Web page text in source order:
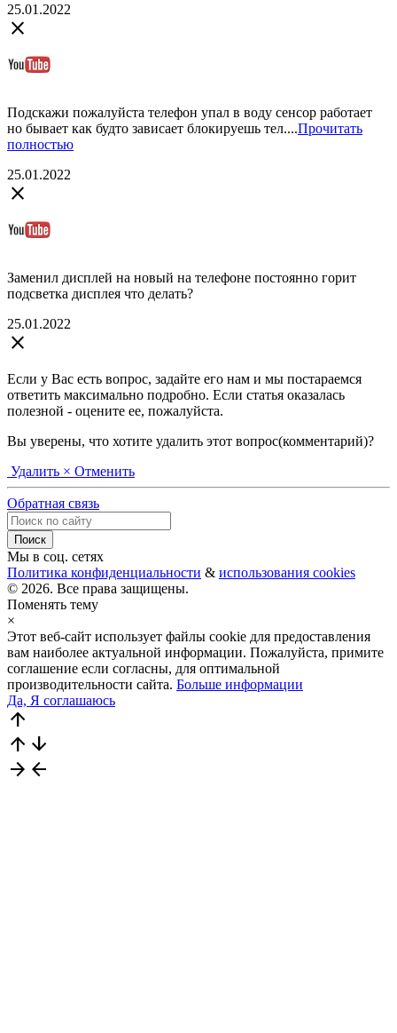
25.01.2022
close
Подскажи пожалуйста телефон упал в воду сенсор работает
но бывает как будто зависает блокируешь тел....Прочитать
полностью
25.01.2022
close
Заменил дисплей на новый на телефоне постоянно горит
подсветка дисплея что делать?
25.01.2022
close
Если у Вас есть вопрос, задайте его нам и мы постараемся
ответить максимально подробно. Если статья оказалась
полезной - оцените ее, пожалуйста.
Вы уверены, что хотите удалить этот вопрос(комментарий)?
Удалить × Отменить
Обратная связь
Мы в соц. сетях
Политика конфиденциальности & использования cookies
© 2026. Все права защищены.
Поменять тему
×
Этот веб-сайт использует файлы cookie для предоставления
вам наиболее актуальной информации. Пожалуйста, примите
соглашение если согласны, для оптимальной
производительности сайта. Больше информации
Да, Я соглашаюсь
arrow_upward
arrow_upward arrow_downward
arrow_forward arrow_back